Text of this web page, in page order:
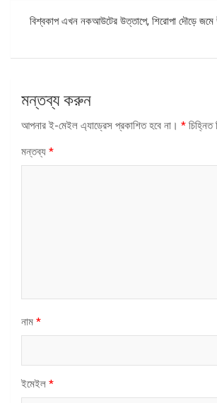
বিশ্বকাপ এখন নকআউটের উত্তাপে, শিরোপা দৌড়ে
মন্তব্য করুন
আপনার ই-মেইল এ্যাড্রেস প্রকাশিত হবে না। *
মন্তব্য *
নাম *
ইমেইল *